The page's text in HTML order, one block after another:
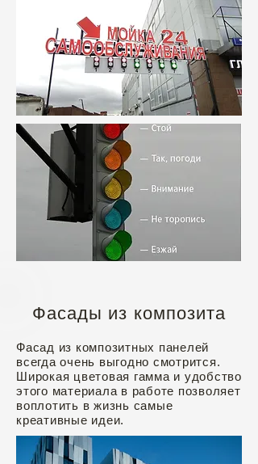
Фасады из композита
Фасад из композитных панелей
всегда очень выгодно смотрится.
Широкая цветовая гамма и удобство
этого материала в работе позволяет
воплотить в жизнь самые
креативные идеи.